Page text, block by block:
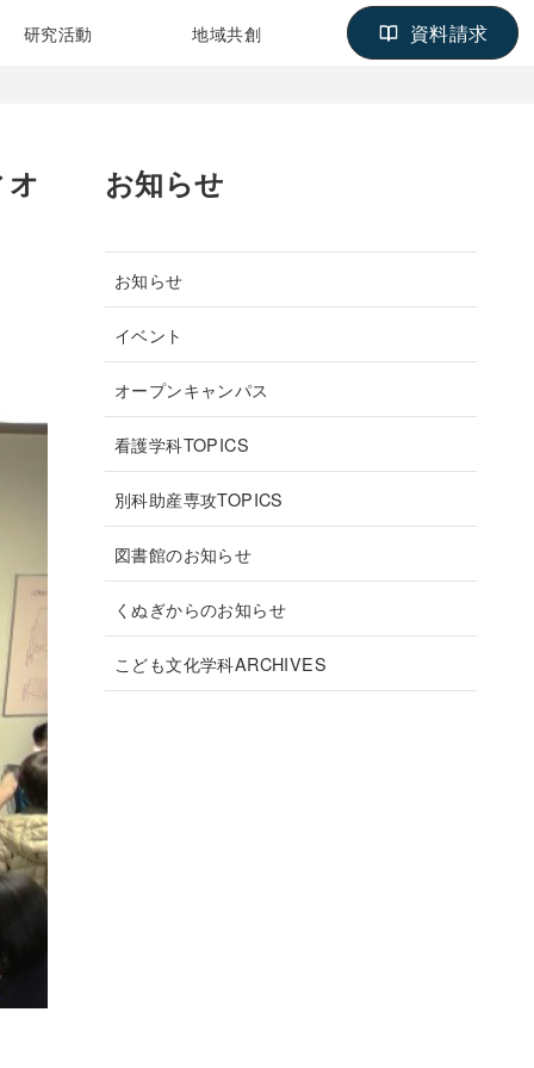
研究活動 地域共創 資料請求
お知らせ
お知らせ
イベント
オープンキャンパス
看護学科TOPICS
別科助産専攻TOPICS
図書館のお知らせ
くぬぎからのお知らせ
こども文化学科ARCHIVES